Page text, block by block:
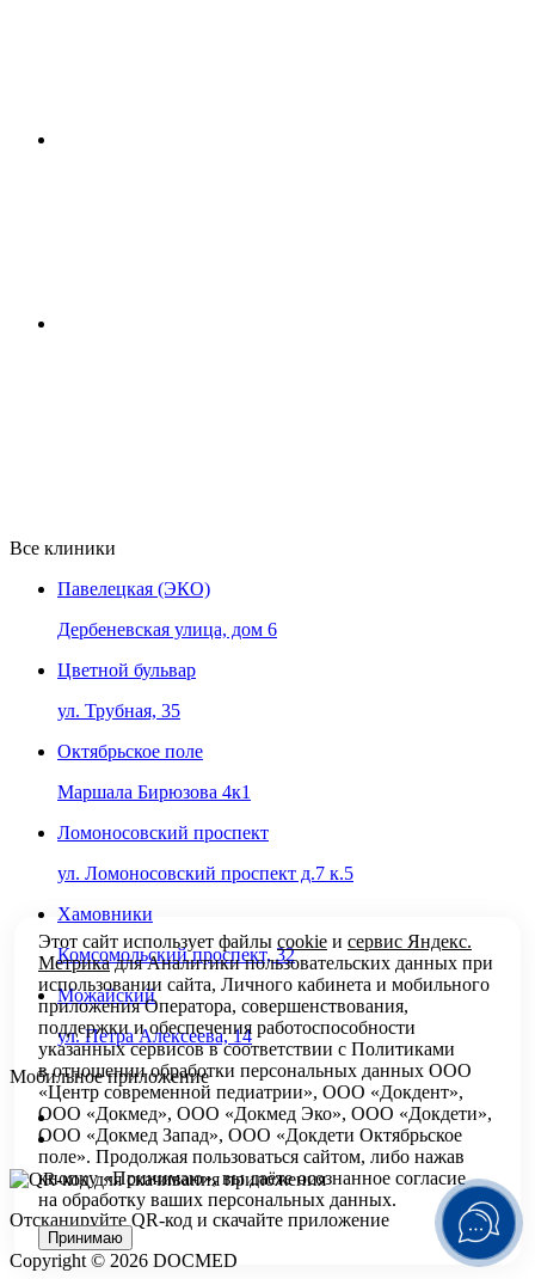
Все клиники
Павелецкая (ЭКО)
Дербеневская улица, дом 6
Цветной бульвар
ул. Трубная, 35
Октябрьское поле
Маршала Бирюзова 4к1
Ломоносовский проспект
ул. Ломоносовский проспект д.7 к.5
Хамовники
Комсомольский проспект, 32
Можайский
ул. Петра Алексеева, 14
Мобильное приложение
Отсканируйте QR-код и скачайте приложение
Copyright © 2026 DOCMED
Этот сайт использует файлы cookie и сервис Яндекс.
Метрикадля Аналитики пользовательских данных при
использовании сайта, Личного кабинета и мобильного
приложения Оператора, совершенствования,
поддержки и обеспечения работоспособности
указанных сервисов в соответствии с Политиками
в отношении обработки персональных данных ООО
«Центр современной педиатрии», ООО «Докдент»,
ООО «Докмед», ООО «Докмед Эко», ООО «Докдети»,
ООО «Докмед Запад», ООО «Докдети Октябрьское
поле». Продолжая пользоваться сайтом, либо нажав
кнопку «Принимаю», вы даёте осознанное согласие
на обработку ваших персональных данных.
Принимаю